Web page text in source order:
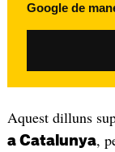
Google de
Aquest dilluns
a Catalunya,